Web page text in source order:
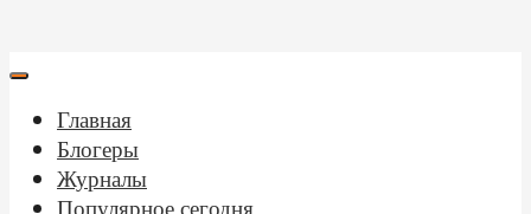
Главная
Блогеры
Журналы
Популярное сегодня